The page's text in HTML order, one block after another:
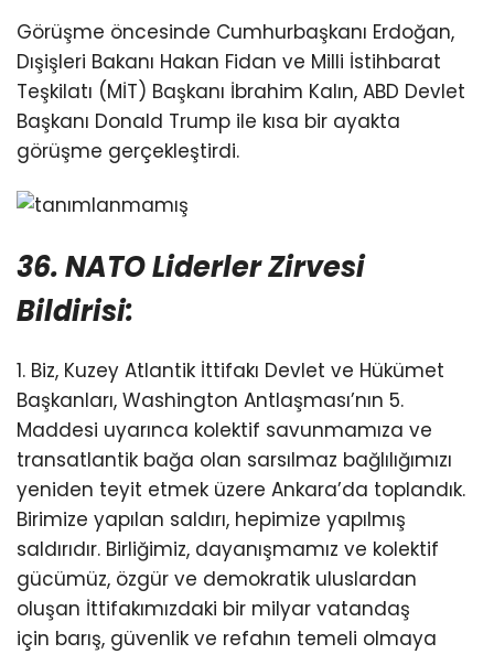
Görüşme öncesinde Cumhurbaşkanı Erdoğan,
Dışişleri Bakanı Hakan Fidan ve Milli İstihbarat
Teşkilatı (MİT) Başkanı İbrahim Kalın, ABD Devlet
Başkanı Donald Trump ile kısa bir ayakta
görüşme gerçekleştirdi.
36. NATO Liderler Zirvesi
Bildirisi:
1. Biz, Kuzey Atlantik İttifakı Devlet ve Hükümet
Başkanları, Washington Antlaşması’nın 5.
Maddesi uyarınca kolektif savunmamıza ve
transatlantik bağa olan sarsılmaz bağlılığımızı
yeniden teyit etmek üzere Ankara’da toplandık.
Birimize yapılan saldırı, hepimize yapılmış
saldırıdır. Birliğimiz, dayanışmamız ve kolektif
gücümüz, özgür ve demokratik uluslardan
oluşan İttifakımızdaki bir milyar vatandaş
için barış, güvenlik ve refahın temeli olmaya